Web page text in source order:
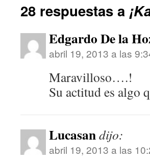
28 respuestas a
Edgardo De la
abril 19, 2013 a las
Maravilloso….!
Su actitud es algo
Lucasandijo:
abril 19, 2013 a las